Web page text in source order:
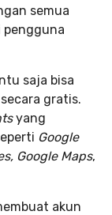
semua
pengguna
saja bisa
gratis.
yang
Google
Google Maps,
akun